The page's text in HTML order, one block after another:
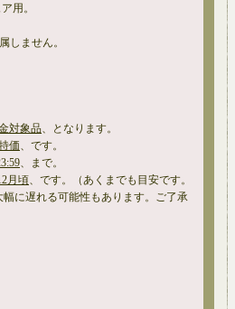
用。
しません。
対象品、となります。
価、です。
、まで。
月頃、です。（あくまでも目安です。
幅に遅れる可能性もあります。ご了承